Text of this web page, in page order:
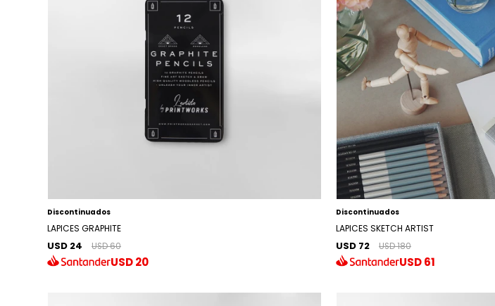
Discontinuados
LAPICES GRAPHITE
USD 24 USD 60
USD20
Discontinuados
LAPICES SKETCH ARTIST
USD 72 USD 180
USD61